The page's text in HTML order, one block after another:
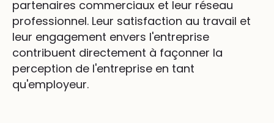
partenaires commerciaux et leur réseau
professionnel. Leur satisfaction au travail et
leur engagement envers l'entreprise
contribuent directement à façonner la
perception de l'entreprise en tant
qu'employeur.